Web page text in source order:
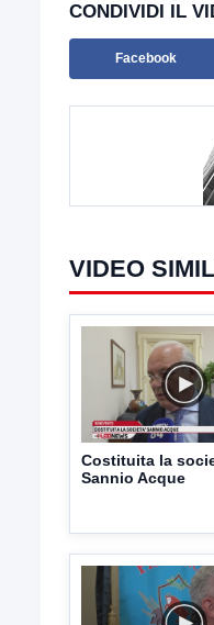
CONDIVIDI IL
Facebook
VIDEO
Costituita la
Sannio Acque